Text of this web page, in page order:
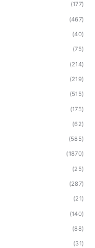
(177)
(467)
(40)
(75)
(214)
(219)
(515)
(175)
(62)
(585)
(1870)
(25)
(287)
(21)
(140)
(88)
(31)